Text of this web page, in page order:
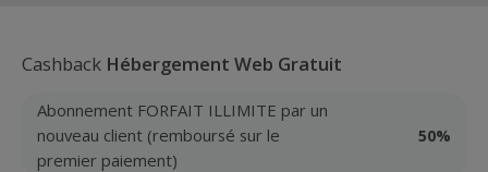
Cashback Hébergement Web Gratuit
Abonnement FORFAIT ILLIMITE par un
nouveau client (remboursé sur le
premier paiement)
50%